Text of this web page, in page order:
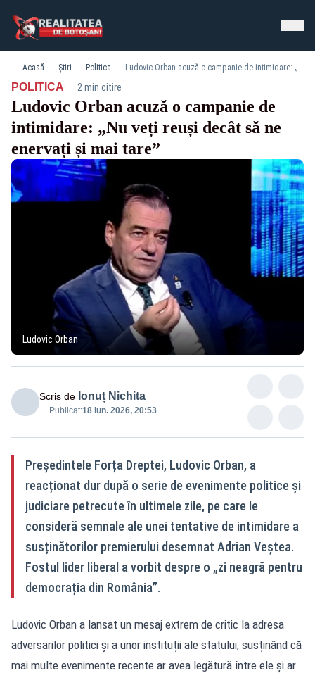
Acasă Știri Politica Ludovic Orban acuză o campanie de intimidare: „Nu veți reuși decât să ne enervați și mai tare”
POLITICA· 2 min citire
Ludovic Orban acuză o campanie de
intimidare: „Nu veți reuși decât să ne
enervați și mai tare”
Ludovic Orban
Scris de Ionuț Nichita
Publicat:18 iun. 2026, 20:53
Președintele Forța Dreptei, Ludovic Orban, a
reacționat dur după o serie de evenimente politice și
judiciare petrecute în ultimele zile, pe care le
consideră semnale ale unei tentative de intimidare a
susținătorilor premierului desemnat Adrian Veștea.
Fostul lider liberal a vorbit despre o „zi neagră pentru
democrația din România”.
Ludovic Orban a lansat un mesaj extrem de critic la adresa
adversarilor politici și a unor instituții ale statului, susținând că
mai multe evenimente recente ar avea legătură între ele și ar